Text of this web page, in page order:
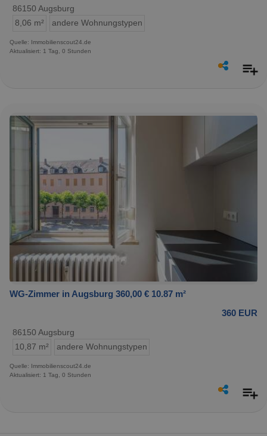
86150 Augsburg
8,06 m²
andere Wohnungstypen
Quelle: Immobilienscout24.de
Aktualisiert: 1 Tag, 0 Stunden
WG-Zimmer in Augsburg 360,00 € 10.87 m²
360 EUR
86150 Augsburg
10,87 m²
andere Wohnungstypen
Quelle: Immobilienscout24.de
Aktualisiert: 1 Tag, 0 Stunden